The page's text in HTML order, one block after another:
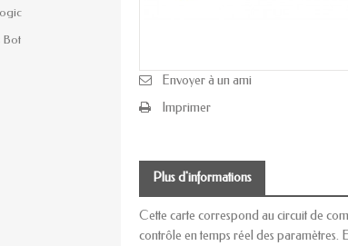
Bot
Envoyer à un ami
Imprimer
Plus d'informations
Cette carte correspond au circuit de
contrôle en temps réel des paramètres.